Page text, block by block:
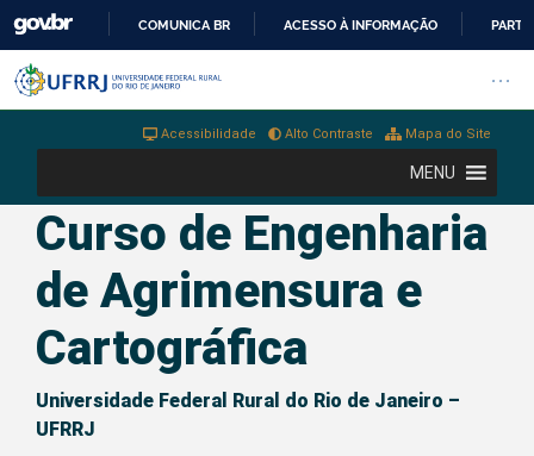
CONTEÚDO
COMUNICA BR ACESSO À INFORMAÇÃO
Pular barra institucional
Barra institucional da
Mapa do Site
Alto Contraste
Acessibilidade
MENU
Curso de Engenharia
de Agrimensura e
Cartográfica
Universidade Federal Rural do Rio de Janeiro –
UFRRJ